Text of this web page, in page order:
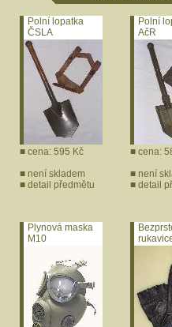
Polní lopatka
ČSLA
■ cena: 595 Kč
■ není skladem
■ detail předmětu
Polní
AčR
■ cena:
■ není
■ detail
Plynová maska
M10